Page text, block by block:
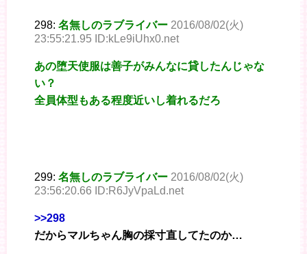
298: 名無しのラブライバー 2016/08/02(火)
23:55:21.95 ID:kLe9iUhx0.net
あの堕天使服は善子がみんなに貸したんじゃな
い？
全員体型もある程度近いし着れるだろ
299: 名無しのラブライバー 2016/08/02(火)
23:56:20.66 ID:R6JyVpaLd.net
>>298
だからマルちゃん胸の採寸直してたのか…